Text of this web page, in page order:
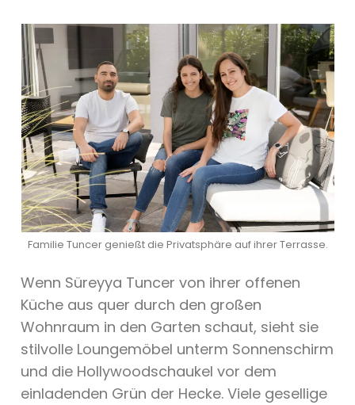
Familie Tuncer genießt die Privatsphäre auf ihrer Terrasse.
Wenn Süreyya Tuncer von ihrer offenen
Küche aus quer durch den großen
Wohnraum in den Garten schaut, sieht sie
stilvolle Loungemöbel unterm Sonnenschirm
und die Hollywoodschaukel vor dem
einladenden Grün der Hecke. Viele gesellige